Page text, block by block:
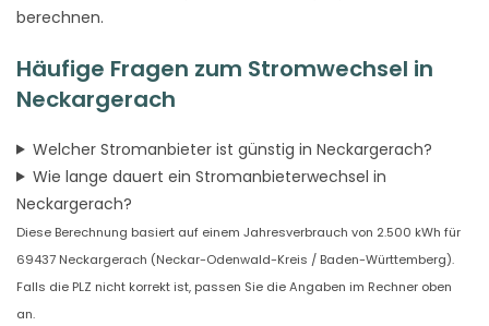
berechnen.
Häufige Fragen zum Stromwechsel in
Neckargerach
Welcher Stromanbieter ist günstig in Neckargerach?
Wie lange dauert ein Stromanbieterwechsel in
Neckargerach?
Diese Berechnung basiert auf einem Jahresverbrauch von 2.500 kWh für
69437 Neckargerach (Neckar-Odenwald-Kreis / Baden-Württemberg).
Falls die PLZ nicht korrekt ist, passen Sie die Angaben im Rechner oben
an.